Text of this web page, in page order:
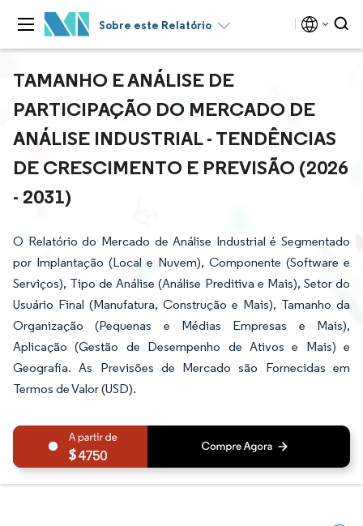
Sobre este Relatório
TAMANHO E ANÁLISE DE
PARTICIPAÇÃO DO MERCADO DE
ANÁLISE INDUSTRIAL - TENDÊNCIAS
DE CRESCIMENTO E PREVISÃO (2026
- 2031)
O Relatório do Mercado de Análise Industrial é Segmentado
por Implantação (Local e Nuvem), Componente (Software e
Serviços), Tipo de Análise (Análise Preditiva e Mais), Setor do
Usuário Final (Manufatura, Construção e Mais), Tamanho da
Organização (Pequenas e Médias Empresas e Mais),
Aplicação (Gestão de Desempenho de Ativos e Mais) e
Geografia. As Previsões de Mercado são Fornecidas em
Termos de Valor (USD).
4750